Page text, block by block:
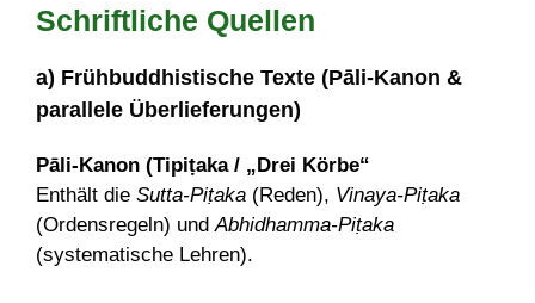
Schriftliche Quellen
a) Frühbuddhistische Texte (Pāli-Kanon &
parallele Überlieferungen)
Pāli-Kanon (Tipiṭaka / „Drei Körbe“
Enthält die Sutta-Piṭaka (Reden), Vinaya-Piṭaka
(Ordensregeln) und Abhidhamma-Piṭaka
(systematische Lehren).